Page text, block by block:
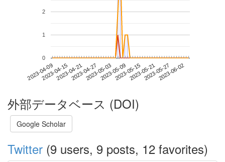
2023-04-092023-04-152023-04-212023-04-272023-05-032023-05-092023-05-152023-05-212023-05-272023-06-02
0
1
2
外部データベース (DOI)
Google Scholar
Twitter (9 users, 9 posts, 12 favorites)